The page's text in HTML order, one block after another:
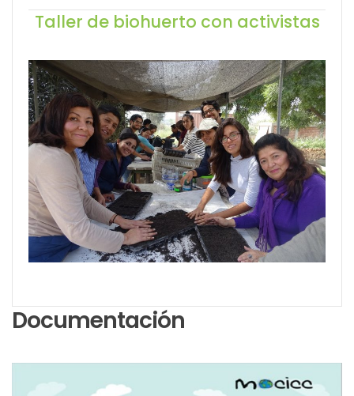
Taller de biohuerto con activistas
Documentación